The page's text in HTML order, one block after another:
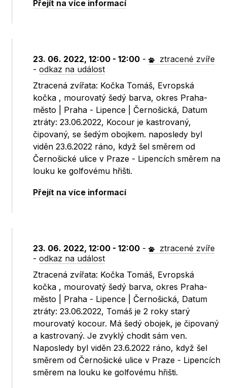
Přejít na více informací
23. 06. 2022, 12:00 - 12:00 -
ztracené zvíře
-odkaz na událost
Ztracená zvířata: Kočka Tomáš, Evropská
kočka , mourovatý šedý barva, okres Praha-
město | Praha - Lipence | Černošická, Datum
ztráty: 23.06.2022, Kocour je kastrovaný,
čipovaný, se šedým obojkem. naposledy byl
viděn 23.6.2022 ráno, když šel směrem od
Černošické ulice v Praze - Lipencích směrem na
louku ke golfovému hřišti.
Přejít na více informací
23. 06. 2022, 12:00 - 12:00 -
ztracené zvíře
-odkaz na událost
Ztracená zvířata: Kočka Tomáš, Evropská
kočka , mourovatý šedý barva, okres Praha-
město | Praha - Lipence | Černošická, Datum
ztráty: 23.06.2022, Tomáš je 2 roky starý
mourovatý kocour. Má šedý obojek, je čipovaný
a kastrovaný. Je zvyklý chodit sám ven.
Naposledy byl viděn 23.6.2022 ráno, když šel
směrem od Černošické ulice v Praze - Lipencích
směrem na louku ke golfovému hřišti.